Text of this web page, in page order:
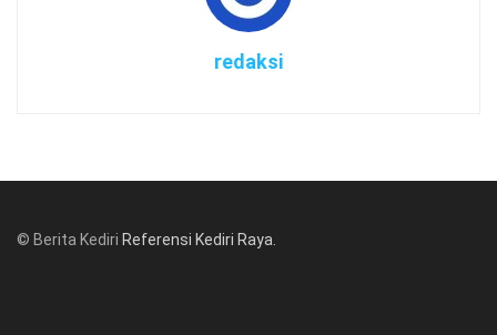
redaksi
© Berita Kediri Referensi Kediri Raya